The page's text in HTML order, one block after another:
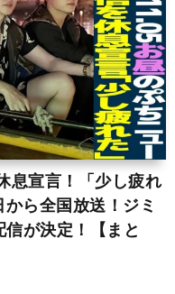
息宣言！「少し疲れ
ら全国放送！ジミ
が決定！【まと